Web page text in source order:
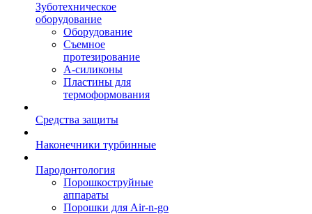
Зуботехническое
оборудование
Оборудование
Съемное
протезирование
А-силиконы
Пластины для
термоформования
Средства защиты
Наконечники турбинные
Пародонтология
Порошкоструйные
аппараты
Порошки для Air-n-go